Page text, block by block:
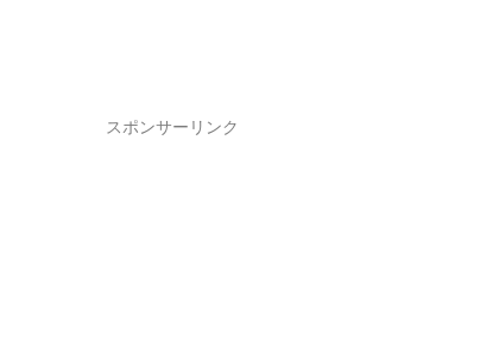
スポンサーリンク